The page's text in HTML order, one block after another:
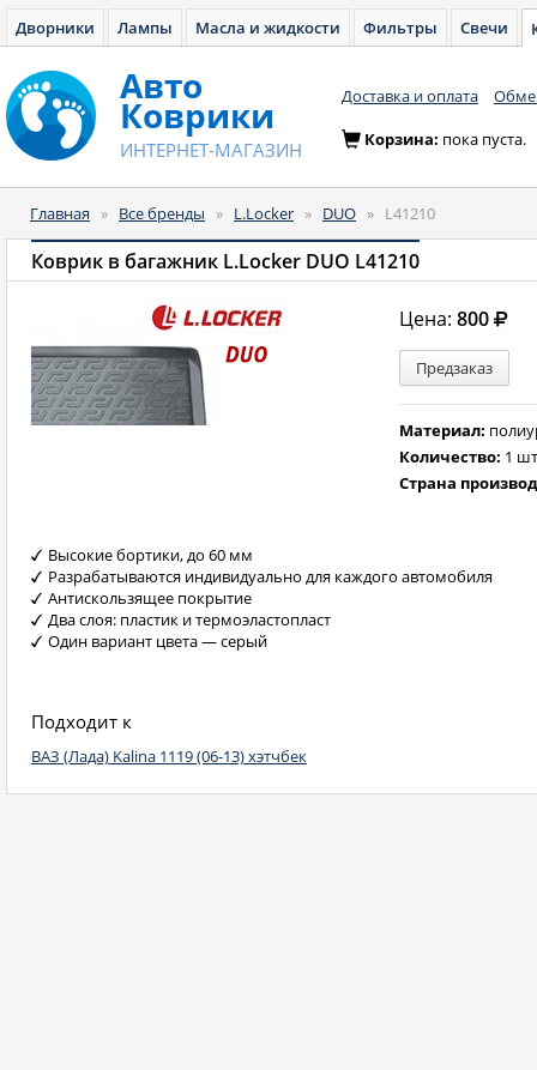
Дворники Лампы Масла и жидкости Фильтры Свечи
Авто
Коврики
ИНТЕРНЕТ-МАГАЗИН
Доставка и оплата
Корзина: пока пуста.
Главная » Все бренды » L.Locker » DUO » L41210
Коврик в багажник L.Locker DUO L41210
Цена:800
Предзаказ
Материал:
Количество: 1
Страна
Высокие бортики, до 60 мм
Разрабатываются индивидуально для каждого автомобиля
Антискользящее покрытие
Два слоя: пластик и термоэластопласт
Один вариант цвета — серый
Подходит к
ВАЗ (Лада) Kalina 1119 (06-13) хэтчбек